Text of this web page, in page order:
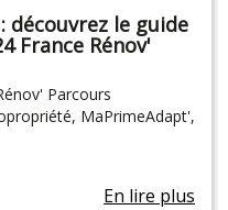
découvrez le guide
France Rénov'
Parcours
MaPrimeAdapt',
En lire plus